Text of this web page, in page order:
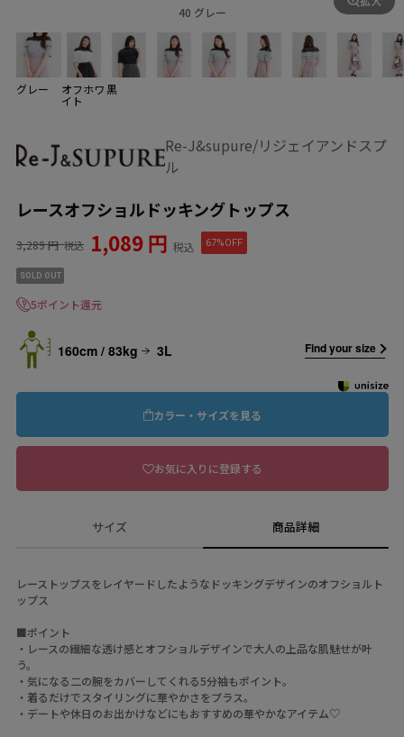
40 グレー
グレー オフホワ
イト
黒
Re-J&supure/リジェイアンドスプ
ル
レースオフショルドッキングトップス
3,289 円 税込 1,089 円 税込 67%OFF
SOLD OUT
5ポイント還元
160cm / 83kg 3L Find your size
カラー・サイズを見る
お気に入りに登録する
サイズ 商品詳細
レーストップスをレイヤードしたようなドッキングデザインのオフショルト
ップス
■ポイント
・レースの繊細な透け感とオフショルデザインで大人の上品な肌魅せが叶
う。
・気になる二の腕をカバーしてくれる5分袖もポイント。
・着るだけでスタイリングに華やかさをプラス。
・デートや休日のお出かけなどにもおすすめの華やかなアイテム♡